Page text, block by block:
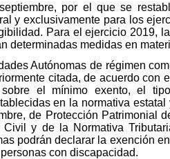
por el que se
y exclusivamente para los
Para el ejercicio 2019,
determinadas medidas en
Autónomas de régimen
citada, de acuerdo con
sobre el mínimo exento, el
en la normativa
de Protección Patrimonial
y de la Normativa
podrán declarar la exención
con discapacidad.